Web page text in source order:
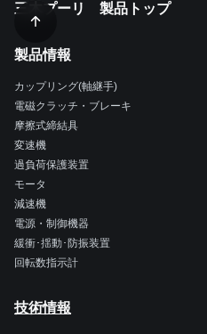
三木プーリ 製品トップ
製品情報
カップリング(軸継手)
電磁クラッチ・ブレーキ
摩擦式締結具
変速機
過負荷保護装置
モータ
減速機
電源・制御機器
緩衝･揺動･防振装置
回転数指示計
技術情報